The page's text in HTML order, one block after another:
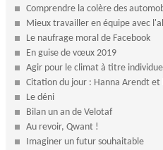
Comprendre la colère des
Mieux travailler en équipe avec
Le naufrage moral de Facebook
En guise de vœux 2019
Agir pour le climat à titre individuel
Citation du jour : Hanna Arendt
Le déni
Bilan un an de Velotaf
Au revoir, Qwant !
Imaginer un futur souhaitable